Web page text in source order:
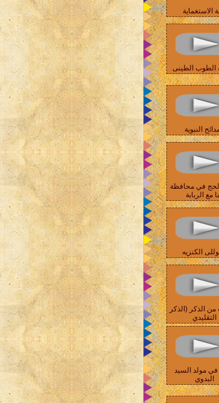
الاستغماية
الطوب الطينى
النبوية
الحج في محافظة
مع الربابة
الكنزيه
من الذكر (الذكر
التقليدي
في مولد السيد
البدوي